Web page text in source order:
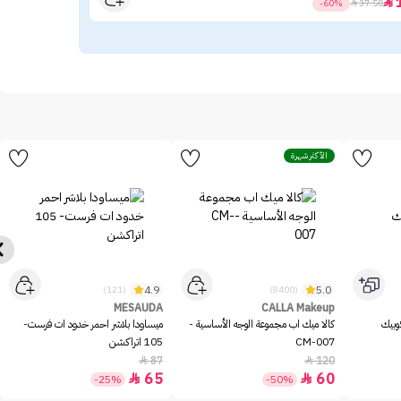
37.50

-60%
الأكثر شهرة
5.0
(8400)
CALLA Makeup
كالا ميك اب مجموعة الوجه الأساسية -
CM-007
120

60

-50%
4.9
(121)
MESAUDA
ميساودا بلاشر احمر خدود ات فرست-
105 اتراكشن
87

65

-25%